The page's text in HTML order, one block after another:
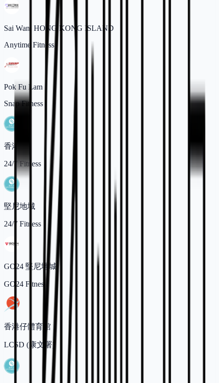
Sai Wan, HONG KONG ISLAND
Anytime Fitness
Pok Fu Lam
Snap Fitness
香港仔
24/7 Fitness
堅尼地城
24/7 Fitness
GO24 堅尼地城
GO24 Fitness
香港仔體育館
LCSD (康文署)